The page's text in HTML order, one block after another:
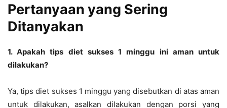
Pertanyaan yang Sering
Ditanyakan
1. Apakah tips diet sukses 1 minggu ini aman untuk
dilakukan?
Ya, tips diet sukses 1 minggu yang disebutkan di atas aman
untuk dilakukan, asalkan dilakukan dengan porsi yang